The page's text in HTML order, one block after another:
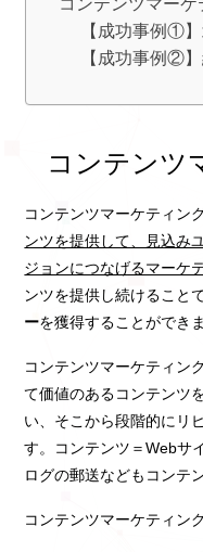
コンテンツマー
【成功事例①
【成功事例②
コンテンツ
コンテンツマーケティン
ンツを提供して、見込み
ジョンにつなげるマーケ
ンツを提供し続けること
ーを獲得することができま
コンテンツマーケティン
て価値のあるコンテンツ
い、そこから段階的にリ
す。コンテンツ＝Webサ
ログの郵送などもコンテ
コンテンツマーケティン